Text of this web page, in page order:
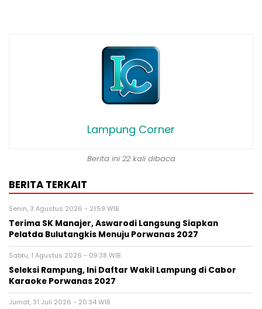
Lampung Corner
Berita ini 22 kali dibaca
BERITA TERKAIT
Senin, 3 Agustus 2026 - 21:59 WIB
Terima SK Manajer, Aswarodi Langsung Siapkan
Pelatda Bulutangkis Menuju Porwanas 2027
Sabtu, 1 Agustus 2026 - 09:38 WIB
Seleksi Rampung, Ini Daftar Wakil Lampung di Cabor
Karaoke Porwanas 2027
Jumat, 31 Juli 2026 - 20:34 WIB